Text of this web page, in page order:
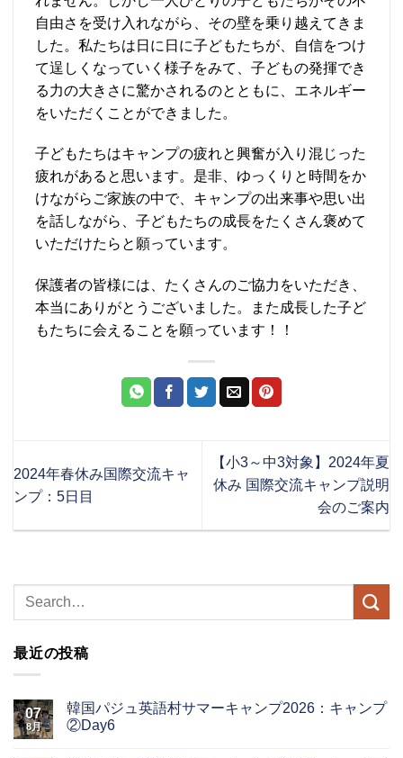
自由さを受け入れながら、その壁を乗り越えてきま
した。私たちは日に日に子どもたちが、自信をつけ
て逞しくなっていく様子をみて、子どもの発揮でき
る力の大きさに驚かされるのとともに、エネルギー
をいただくことができました。
子どもたちはキャンプの疲れと興奮が入り混じった
疲れがあると思います。是非、ゆっくりと時間をか
けながらご家族の中で、キャンプの出来事や思い出
を話しながら、子どもたちの成長をたくさん褒めて
いただけたらと願っています。
保護者の皆様には、たくさんのご協力をいただき、
本当にありがとうございました。また成長した子ど
もたちに会えることを願っています！！
2024年春休み国際交流キャ
ンプ：5日目
【小3～中3対象】2024年夏
休み 国際交流キャンプ説明
会のご案内
最近の投稿
07
8月
韓国パジュ英語村サマーキャンプ2026：キャンプ
②Day6